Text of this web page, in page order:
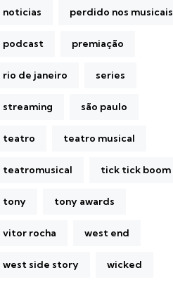
noticias perdido nos musicais
podcast premiação
rio de janeiro series
streaming são paulo
teatro teatro musical
teatromusical tick tick boom
tony tony awards
vitor rocha west end
west side story wicked